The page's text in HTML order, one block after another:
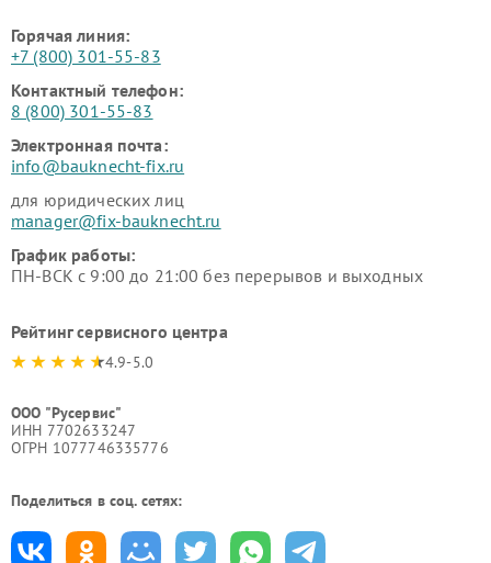
Горячая линия:
+7 (800) 301-55-83
Контактный телефон:
8 (800) 301-55-83
Электронная почта:
info@bauknecht-fix.ru
для юридических лиц
manager@fix-bauknecht.ru
График работы:
ПН-ВСК с 9:00 до 21:00 без перерывов и выходных
Рейтинг сервисного центра
4.9-5.0
ООО "Русервис"
ИНН 7702633247
ОГРН 1077746335776
Поделиться в соц. сетях: